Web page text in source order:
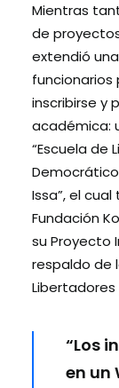
Mientras
de
extendió
funcionarios
inscribirse y
académica:
“Escuela de
Issa”, el
Fundación
su Proyecto
respaldo de
Libertadores
“Los
en un